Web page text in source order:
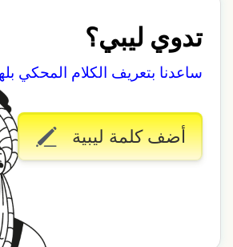
تدوي ليبي؟
ساعدنا بتعريف الكلام المحكي
أضف كلمة ليبية